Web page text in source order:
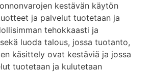
kestävän käytön
ja palvelut tuotetaan ja
tehokkaasti ja
luoda talous, jossa tuotanto,
käsittely ovat kestäviä ja jossa
tuotetaan ja kulutetaan